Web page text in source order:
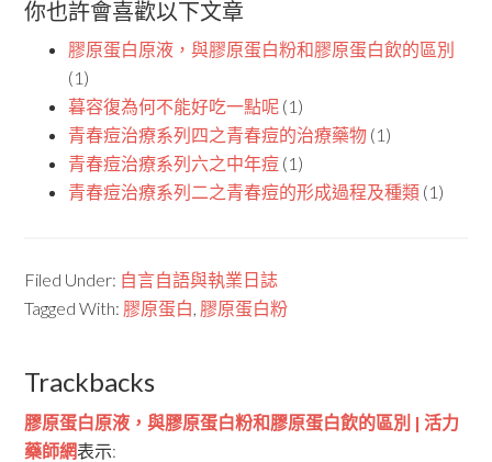
你也許會喜歡以下文章
膠原蛋白原液，與膠原蛋白粉和膠原蛋白飲的區別
(1)
暮容復為何不能好吃一點呢 (1)
青春痘治療系列四之青春痘的治療藥物 (1)
青春痘治療系列六之中年痘 (1)
青春痘治療系列二之青春痘的形成過程及種類 (1)
Filed Under: 自言自語與執業日誌
Tagged With: 膠原蛋白, 膠原蛋白粉
Trackbacks
膠原蛋白原液，與膠原蛋白粉和膠原蛋白飲的區別 | 活力
藥師網表示: